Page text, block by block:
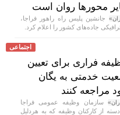
محور‌ها روان است
جانشین پلیس راه راهور فراجا،
جاده‌های کشور را اعلام کرد.
اجتماعی
فراری برای تعیین
خدمتی به یگان
مراجعه کنند
سازمان وظیفه عمومی فراجا
از کارکنان وظیفه که به هردلیل